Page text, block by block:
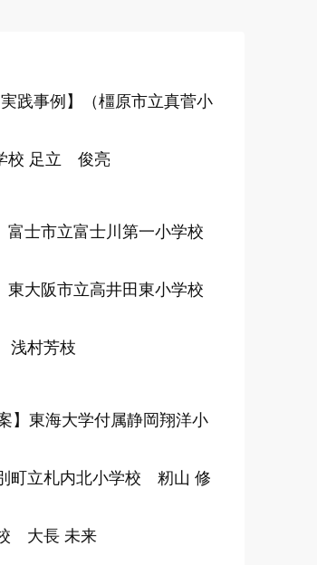
践事例】（橿原市立真菅小
校 足立 俊亮
士市立富士川第一小学校
大阪市立高井田東小学校
浅村芳枝
東海大学付属静岡翔洋小
町立札内北小学校 籾山 修
大長 未来